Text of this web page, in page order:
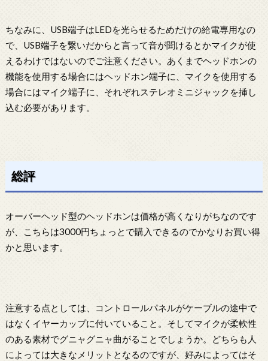
ちなみに、USB端子はLEDを光らせるためだけの給電専用なの
で、USB端子を繋いだからと言って音が聞けるとかマイクが使
えるわけではないのでご注意ください。あくまでヘッドホンの
機能を使用する場合にはヘッドホン端子に、マイクを使用する
場合にはマイク端子に、それぞれステレオミニジャックを挿し
込む必要があります。
総評
オーバーヘッド型のヘッドホンは価格が高くなりがちなのです
が、こちらは3000円ちょっとで購入できるのでかなりお買い得
かと思います。
注意する点としては、コントロールパネルがケーブルの途中で
はなくイヤーカップに付いていること。そしてマイクが柔軟性
のある素材でグニャグニャ曲がることでしょうか。どちらも人
によっては大きなメリットとなるのですが、好みによってはそ